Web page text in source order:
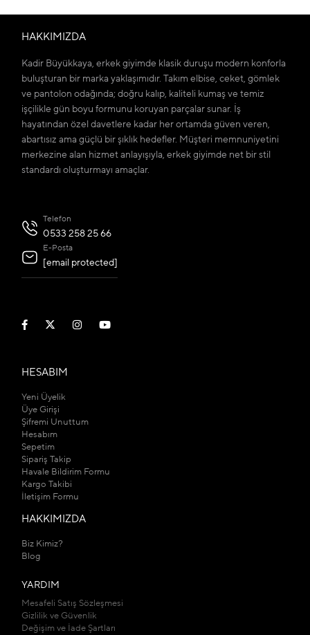
HAKKIMIZDA
Kadir Büyükkaya, erkek giyimde klasik duruşu modern konforla
buluşturan bir marka yaklaşımıdır. Takım elbise, ceket, gömlek
ve pantolon odağında; doğru kalıp, kaliteli kumaş ve temiz
işçilikle gün boyu formunu koruyan parçalar sunar. İş
hayatından özel davetlere kadar her ortamda güven veren,
abartısız ama güçlü bir şıklık hedefler. Müşteri memnuniyetini
merkezine alan hizmet anlayışıyla, erkek giyimde net bir stil
standardı oluşturmayı amaçlar.
Telefon
0533 258 25 66
E-Posta
[email protected]
HESABIM
Yeni Üyelik
Üye Girişi
Şifremi Unuttum
Hesabım
Sepetim
Sipariş Takip
Havale Bildirim Formu
Kargo Takibi
İletişim Formu
HAKKIMIZDA
Biz Kimiz?
Blog
YARDIM
Mesafeli Satış Sözleşmesi
Gizlilik ve Güvenlik
Değişim ve İade Şartları